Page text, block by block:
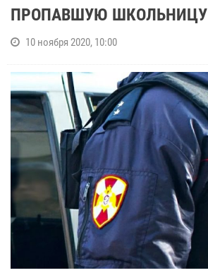
ПРОПАВШУЮ ШКОЛЬНИЦУ
10 ноября 2020, 10:00